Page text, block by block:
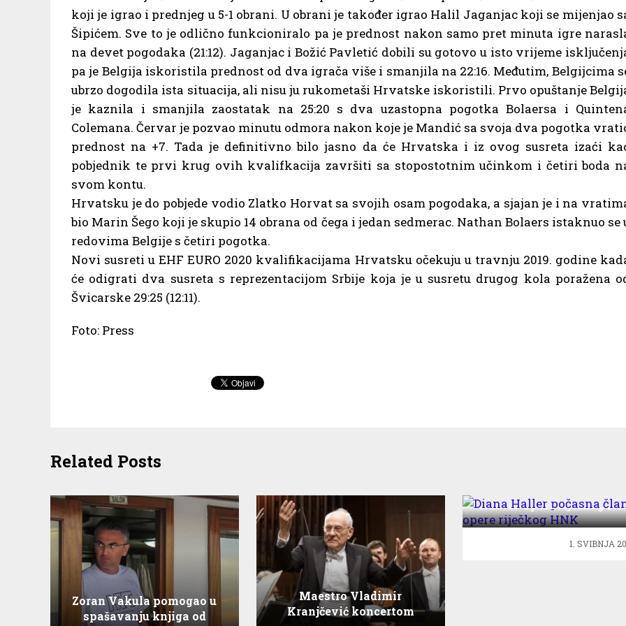
koji je igrao i prednjeg u 5-1 obrani. U obrani je također igrao Halil Jaganjac koji se mijenjao
Šipićem. Sve to je odlično funkcioniralo pa je prednost nakon samo pret minuta igre
na devet pogodaka (21:12). Jaganjac i Božić Pavletić dobili su gotovo u isto vrijeme
pa je Belgija iskoristila prednost od dva igrača više i smanjila na 22:16. Međutim, Belgijcima
ubrzo dogodila ista situacija, ali nisu ju rukometaši Hrvatske iskoristili. Prvo opuštanje
je kaznila i smanjila zaostatak na 25:20 s dva uzastopna pogotka Bolaersa i
Colemana. Červar je pozvao minutu odmora nakon koje je Mandić sa svoja dva pogotka
prednost na +7. Tada je definitivno bilo jasno da će Hrvatska i iz ovog susreta izaći
pobjednik te prvi krug ovih kvalifkacija završiti sa stopostotnim učinkom i četiri boda
svom kontu.
Hrvatsku je do pobjede vodio Zlatko Horvat sa svojih osam pogodaka, a sjajan je i na
bio Marin Šego koji je skupio 14 obrana od čega i jedan sedmerac. Nathan Bolaers istaknuo se
redovima Belgije s četiri pogotka.
Novi susreti u EHF EURO 2020 kvalifikacijama Hrvatsku očekuju u travnju 2019. godine
će odigrati dva susreta s reprezentacijom Srbije koja je u susretu drugog kola poražena
Švicarske 29:25 (12:11).
Foto: Press
Related Posts
Zoran Vakula pomogao u
spašavanju knjiga od
Maestro Vladimir
Kranjčević koncertom
članica opere riječkog
1. SVIBNJA